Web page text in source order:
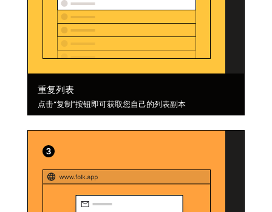
重复列表
点击“复制”按钮即可获取您自己的列表副本